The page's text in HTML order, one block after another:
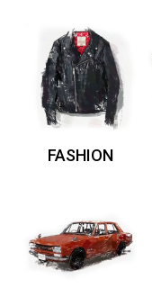
FASHION